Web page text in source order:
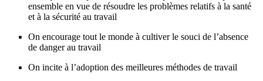
ensemble en vue de résoudre les problèmes relatifs à la santé
et à la sécurité au travail
On encourage tout le monde à cultiver le souci de l’absence
de danger au travail
On incite à l’adoption des meilleures méthodes de travail